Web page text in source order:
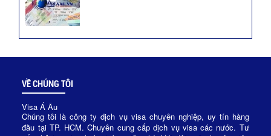
VỀ CHÚNG TÔI
Visa Á Âu
Chúng tôi là công ty dịch vụ visa chuyên nghiệp, uy tín hàng
đầu tại TP. HCM. Chuyên cung cấp dịch vụ visa các nước. Tư